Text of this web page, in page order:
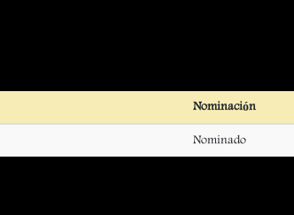
Nominación
Nominado